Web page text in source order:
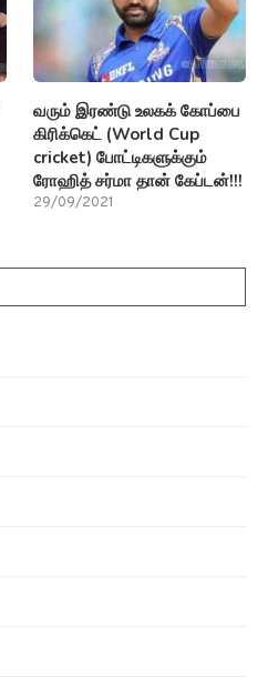
வரும் இரண்டு உலகக் கோப்பை
கிரிக்கெட் (World Cup
cricket) போட்டிகளுக்கும்
ரோஹித் சர்மா தான் கேப்டன்!!!
29/09/2021